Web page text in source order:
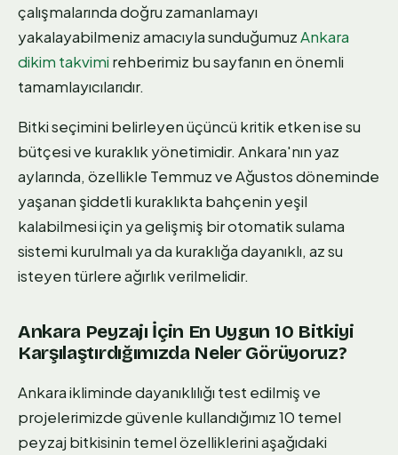
çalışmalarında doğru zamanlamayı
yakalayabilmeniz amacıyla sunduğumuzAnkara
dikim takvimi rehberimiz bu sayfanın en önemli
tamamlayıcılarıdır.
Bitki seçimini belirleyen üçüncü kritik etken ise su
bütçesi ve kuraklık yönetimidir. Ankara'nın yaz
aylarında, özellikle Temmuz ve Ağustos döneminde
yaşanan şiddetli kuraklıkta bahçenin yeşil
kalabilmesi için ya gelişmiş bir otomatik sulama
sistemi kurulmalı ya da kuraklığa dayanıklı, az su
isteyen türlere ağırlık verilmelidir.
Ankara Peyzajı İçin En Uygun 10 Bitkiyi
Karşılaştırdığımızda Neler Görüyoruz?
Ankara ikliminde dayanıklılığı test edilmiş ve
projelerimizde güvenle kullandığımız 10 temel
peyzaj bitkisinin temel özelliklerini aşağıdaki